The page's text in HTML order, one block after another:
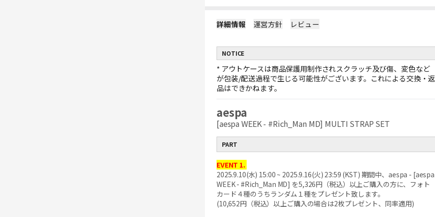
詳細情報 運営方針 レビュー
NOTICE
* アウトケースは商品保護用制作されスクラッチ及び傷、変色など
が包装/配送過程で生じる可能性がございます。これによる交換・返
品はできかねます。
aespa
[aespa WEEK - #Rich_Man MD] MULTI STRAP SET
PART
EVENT 1.
2025.9.10(水) 15:00 ~ 2025.9.16(火) 23:59 (KST) 期間中、aespa - [aespa
WEEK - #Rich_Man MD] を5,326円（税込）以上ご購入の方に、フォト
カード４種のうちランダム１種をプレゼント致します。
(10,652円（税込）以上ご購入の場合は2枚プレゼント、同率適用)